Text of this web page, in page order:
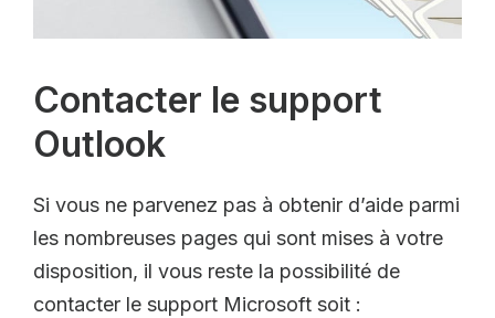
Contacter le support
Outlook
Si vous ne parvenez pas à obtenir d’aide parmi
les nombreuses pages qui sont mises à votre
disposition, il vous reste la possibilité de
contacter le support Microsoft soit :